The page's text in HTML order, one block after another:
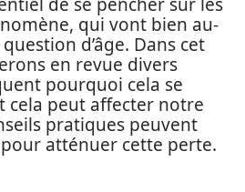
qui vont bien au-
d’âge. Dans cet
en revue divers
pourquoi cela se
cela peut affecter notre
pratiques peuvent
atténuer cette perte.